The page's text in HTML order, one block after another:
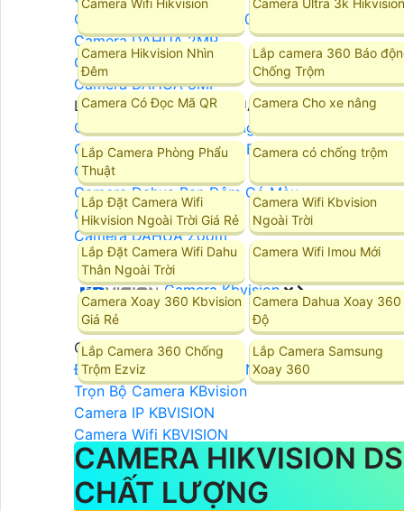
Camera DAHUA Xoay 360
Camera DAHUA 2MP
Camera DAHUA 4MP
Camera DAHUA 8MP
LẮP ĐẶT CAMERA DAHUA
Camera DAHUA Báo Động
Camera Dahua Quan Sát Ban Đêm Rõ Nét
Camera Dahua Starlight
Camera Dahua Ban Đêm Có Màu
Camera DAHUA Ghi Âm
Camera DAHUA Zoom
Camera Kbvision
Camera Kbvision
Đầu Ghi Camera KBVISION
Trọn Bộ Camera KBvision
Camera IP KBVISION
Camera Wifi KBVISION
Camera Wifi 360 KBVISION
Camera Wifi Trong Nhà KBVISION
Camera Wifi Ngoài Trời KBVISION
Camera Hikvision Nhìn
Đêm
Lắp camera 360 Báo
Chống Trộm
Camera Có Đọc Mã QR Camera Cho xe nâng
Lắp Camera Phòng Phẩu
Thuật
Camera có chống trộm
Lắp Đặt Camera Wifi
Hikvision Ngoài Trời Giá Rẻ
Camera Wifi Kbvision
Ngoài Trời
Lắp Đặt Camera Wifi Dahu
Thân Ngoài Trời
Camera Wifi Imou Mới
Camera Xoay 360 Kbvision
Giá Rẻ
Camera Dahua Xoay 360
Độ
Lắp Camera 360 Chống
Trộm Ezviz
Lắp Camera Samsung
Xoay 360
CAMERA HIKVISION
CHẤT LƯỢNG